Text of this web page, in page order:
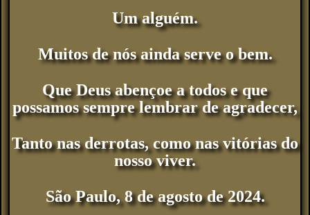
Um alguém.
Muitos de nós ainda serve o bem.
Que Deus abençoe a todos e que
possamos sempre lembrar de agradecer,
Tanto nas derrotas, como nas vitórias do
nosso viver.
São Paulo, 8 de agosto de 2024.